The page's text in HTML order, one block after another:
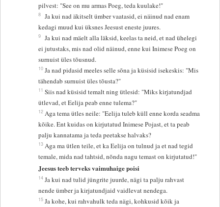
pilvest: "See on mu armas Poeg, teda kuulake!"
8 Ja kui nad äkitselt ümber vaatasid, ei näinud nad enam
kedagi muud kui üksnes Jeesust eneste juures.
9 Ja kui nad mäelt alla läksid, keelas ta neid, et nad ühelegi
ei jutustaks, mis nad olid näinud, enne kui Inimese Poeg on
surnuist üles tõusnud.
10 Ja nad pidasid meeles selle sõna ja küsisid isekeskis: "Mis
tähendab surnuist üles tõusta?"
11 Siis nad küsisid temalt ning ütlesid: "Miks kirjatundjad
ütlevad, et Eelija peab enne tulema?"
12 Aga tema ütles neile: "Eelija tuleb küll enne korda seadma
kõike. Ent kuidas on kirjutatud Inimese Pojast, et ta peab
palju kannatama ja teda peetakse halvaks?
13 Aga ma ütlen teile, et ka Eelija on tulnud ja et nad tegid
temale, mida nad tahtsid, nõnda nagu temast on kirjutatud!"
Jeesus teeb terveks vaimuhaige poisi
14 Ja kui nad tulid jüngrite juurde, nägi ta palju rahvast
nende ümber ja kirjatundjaid vaidlevat nendega.
15 Ja kohe, kui rahvahulk teda nägi, kohkusid kõik ja